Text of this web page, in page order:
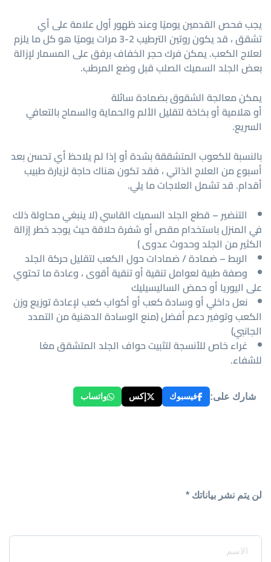
يجب فحص القدمين يوميًا وعند ظهور أول علامة على أي
تشقق ، قد يكون روتين الترطيب 2-3 مرات يوميًا هو كل ما يلزم
لعلاج الكعب. يمكن فرك حجر الخفاف برفق على المسمار لإزالة
بعض الجلد السميك الصلب قبل وضع المرطب.
يمكن معالجة الشقوق بضمادة سائلة
أو هلامية أو بخاخة لتقليل الألم والحماية والسماح بالتعافي
السريع.
بالنسبة للكعوب المتشققة بشدة أو إذا لم يلاحظ أي تحسن بعد
أسبوع من العلاج الذاتي ، فقد تكون هناك حاجة لزيارة طبيب
أقدام. قد تشمل العلاجات ما يلي.
التنضير – قطع الجلد السميك القاسي (لا ينبغي محاولة ذلك
في المنزل باستخدام مقص أو شفرة حلاقة حيث يوجد خطر إزالة
الكثير من الجلد وحدوث عدوى )
الربط – ضمادة / ضمادات حول الكعب لتقليل حركة الجلد
وصفة طبية لعوامل تنقية أو تنقية أقوى ، وعادة ما تحتوي
على اليوريا أو حمض الساليسيليك
نعل داخلي أو وسادة كعب أو أكواب كعب لإعادة توزيع وزن
الكعب وتوفير دعم أفضل (منع الوسادة الدهنية من التمدد
الجانبي)
غراء خاص للأنسجة لتثبيت حواف الجلد المتشقق معًا
للشفاء.
شارك على: فيسبوك إكس واتساب
لن يتم نشر بياناتك *